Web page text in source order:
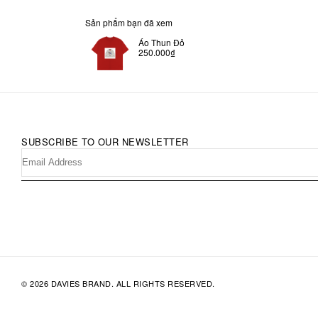
Sản phẩm bạn đã xem
Áo Thun Đỏ
250.000₫
SUBSCRIBE TO OUR NEWSLETTER
© 2026 DAVIES BRAND. ALL RIGHTS RESERVED.